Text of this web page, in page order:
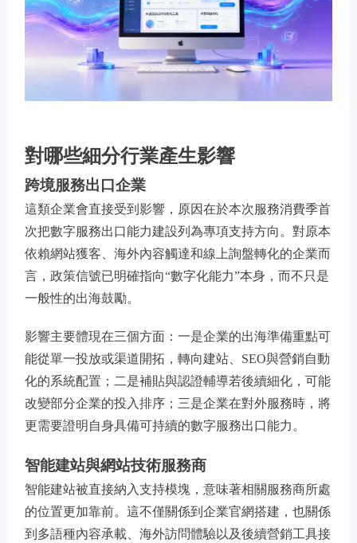
對哪些細分行業產生影響
跨境服務出口企業
這類企業會直接受到影響，原因在於本次服務消費季首
次把數字服務出口能力建設列為專項支持方向。對原本
依賴網站獲客、海外內容觸達和線上詢盤轉化的企業而
言，政策信號已明確指向“數字化能力”本身，而不只是
一般性的出海鼓勵。
影響主要體現在三個方面：一是企業的出海準備重點可
能從單一投放或渠道開拓，轉向建站、SEO與營銷自動
化的系統配置；二是補貼與認證輔導若後續細化，可能
改變部分企業的投入排序；三是企業在對外服務時，將
更需要證明自身具備可持續的數字服務出口能力。
智能建站與網站技術服務商
智能建站被直接納入支持模塊，意味著相關服務商所處
的位置更加靠前。這不僅關係到企業官網搭建，也關係
到多語種內容承載、海外訪問體驗以及後續營銷工具接